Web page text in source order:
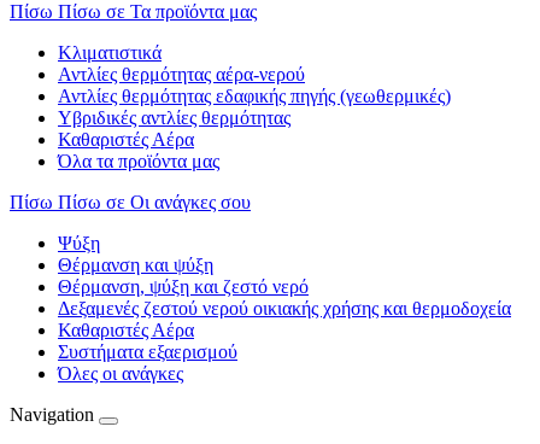
Πίσω Πίσω σε Τα προϊόντα μας
Κλιματιστικά
Αντλίες θερμότητας αέρα-νερού
Αντλίες θερμότητας εδαφικής πηγής (γεωθερμικές)
Υβριδικές αντλίες θερμότητας
Καθαριστές Αέρα
Όλα τα προϊόντα μας
Πίσω Πίσω σε Οι ανάγκες σου
Ψύξη
Θέρμανση και ψύξη
Θέρμανση, ψύξη και ζεστό νερό
Δεξαμενές ζεστού νερού οικιακής χρήσης και θερμοδοχεία
Καθαριστές Αέρα
Συστήματα εξαερισμού
Όλες οι ανάγκες
Navigation